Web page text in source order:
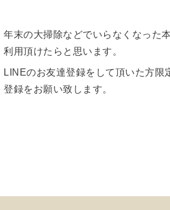
年末の大掃除などでいらなくなった
利用頂けたらと思います。
LINEのお友達登録をして頂いた方
登録をお願い致します。